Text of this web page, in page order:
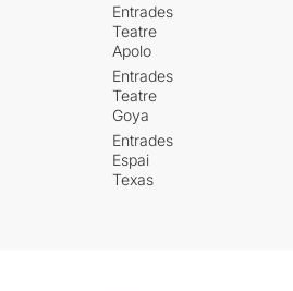
Entrades
Teatre
Apolo
Entrades
Teatre
Goya
Entrades
Espai
Texas